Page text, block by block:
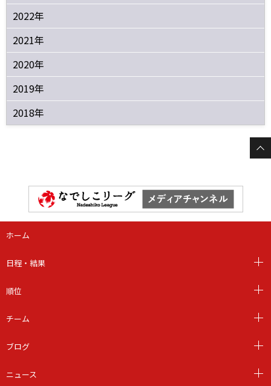
2022年
2021年
2020年
2019年
2018年
ホーム
日程・結果
順位
チーム
ブログ
ニュース